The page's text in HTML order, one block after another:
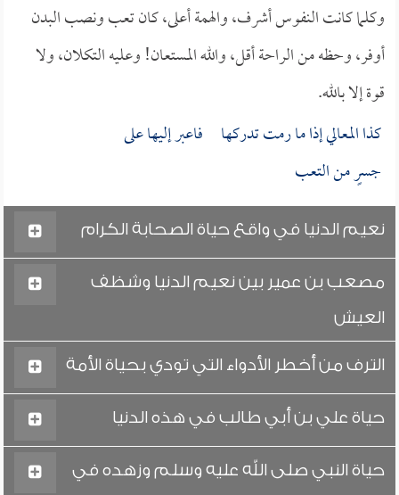
وكلما كانت النفوس أشرف، والهمة أعلى، كان تعب ونصب البدن
أوفر، وحظه من الراحة أقل، والله المستعان! وعليه التكلان، ولا
قوة إلا بالله.
كذا المعالي إذا ما رمت تدركها فاعبر إليها على
جسرٍ من التعب
نعيم الدنيا في واقع حياة الصحابة الكرام
مصعب بن عمير بين نعيم الدنيا وشظف
العيش
الترف من أخطر الأدواء التي تودي بحياة الأمة
حياة علي بن أبي طالب في هذه الدنيا
حياة النبي صلى الله عليه وسلم وزهده في